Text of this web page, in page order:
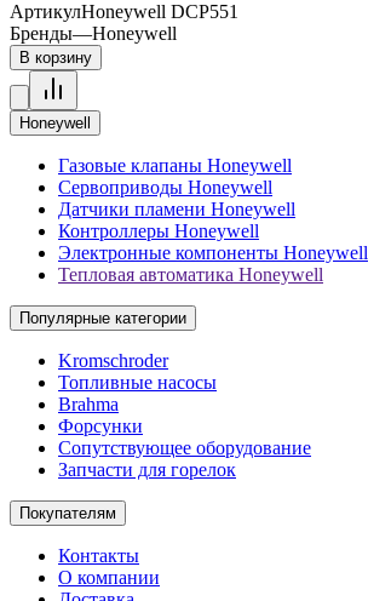
АртикулHoneywell DCP551
Бренды—Honeywell
В корзину
Honeywell
Газовые клапаны Honeywell
Сервоприводы Honeywell
Датчики пламени Honeywell
Контроллеры Honeywell
Электронные компоненты Honeywell
Тепловая автоматика Honeywell
Популярные категории
Kromschroder
Топливные насосы
Brahma
Форсунки
Сопутствующее оборудование
Запчасти для горелок
Покупателям
Контакты
О компании